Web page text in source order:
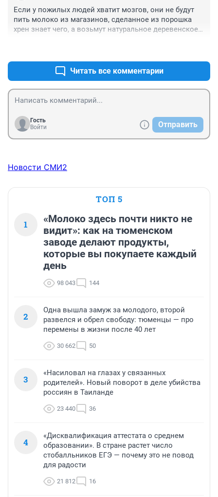
Если у пожилых людей хватит мозгов, они не будут
пить молоко из магазинов, сделанное из порошка
хрен знает чего, а возьмут натуральное деревенское и
Читать все комментарии
Гость
Войти
Отправить
Новости СМИ2
ТОП 5
1
«Молоко здесь почти никто не
видит»: как на тюменском
заводе делают продукты,
которые вы покупаете каждый
день
98 043 144
2
Одна вышла замуж за молодого, второй
развелся и обрел свободу: тюменцы — про
перемены в жизни после 40 лет
30 662 50
3
«Насиловал на глазах у связанных
родителей». Новый поворот в деле убийства
россиян в Таиланде
23 440 36
4
«Дисквалификация аттестата о среднем
образовании». В стране растет число
стобалльников ЕГЭ — почему это не повод
для радости
21 812 16